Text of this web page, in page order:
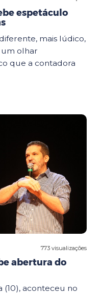
espetáculo
mais lúdico,
um olhar
que a contadora
773 visualizações
abertura do
(10), aconteceu no